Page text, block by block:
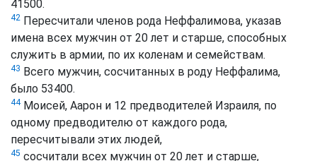
41500.
42 Пересчитали членов рода Неффалимова, указав
имена всех мужчин от 20 лет и старше, способных
служить в армии, по их коленам и семействам.
43 Всего мужчин, сосчитанных в роду Неффалима,
было 53400.
44Моисей, Аарон и 12 предводителей Израиля, по
одному предводителю от каждого рода,
пересчитывали этих людей,
45 сосчитали всех мужчин от 20 лет и старше,